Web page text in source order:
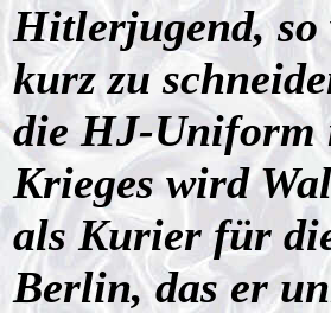
Hitlerjugend, so
kurz zu
die HJ-Uniform
Krieges wird
als Kurier für
Berlin, das er